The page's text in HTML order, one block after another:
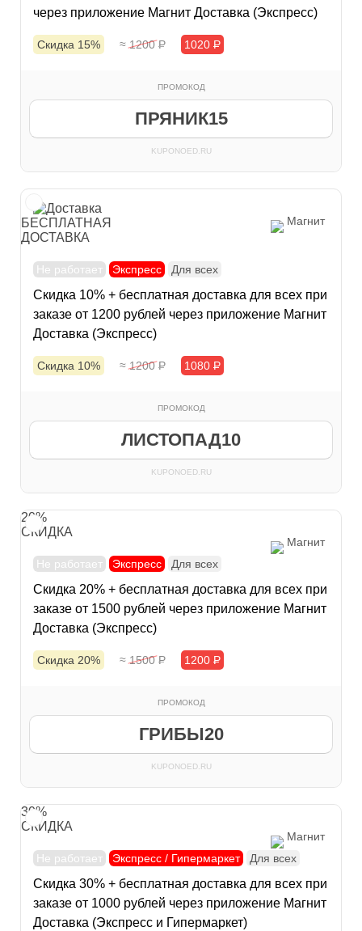
через приложение Магнит Доставка (Экспресс)
Скидка 15% ≈ 1200Р 1020 Р
ПРОМОКОД
ПРЯНИК15
KUPONOED.RU
БЕСПЛАТНАЯ
ДОСТАВКА
Магнит
Не работает Экспресс Для всех
Скидка 10% + бесплатная доставка для всех при
заказе от 1200 рублей через приложение Магнит
Доставка (Экспресс)
Скидка 10% ≈ 1200Р 1080 Р
ПРОМОКОД
ЛИСТОПАД10
KUPONOED.RU
20%
СКИДКА
Магнит
Не работает
Экспресс Для всех
Скидка 20% + бесплатная доставка для всех при
заказе от 1500 рублей через приложение Магнит
Доставка (Экспресс)
Скидка 20% ≈ 1500Р 1200 Р
ПРОМОКОД
ГРИБЫ20
KUPONOED.RU
30%
СКИДКА
Магнит
Не работает
Экспресс / Гипермаркет Для всех
Скидка 30% + бесплатная доставка для всех при
заказе от 1000 рублей через приложение Магнит
Доставка (Экспресс и Гипермаркет)